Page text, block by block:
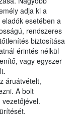
adja ki a
esetében a
rendszeres
biztosítása
érintés nélkül
vagy egyszer
áruátvételt,
A bolt